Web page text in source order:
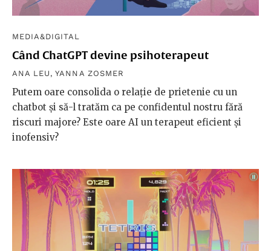
MEDIA&DIGITAL
Când ChatGPT devine psihoterapeut
ANA LEU ,YANNA ZOSMER
Putem oare consolida o relație de prietenie cu un
chatbot și să-l tratăm ca pe confidentul nostru fără
riscuri majore? Este oare AI un terapeut eficient și
inofensiv?